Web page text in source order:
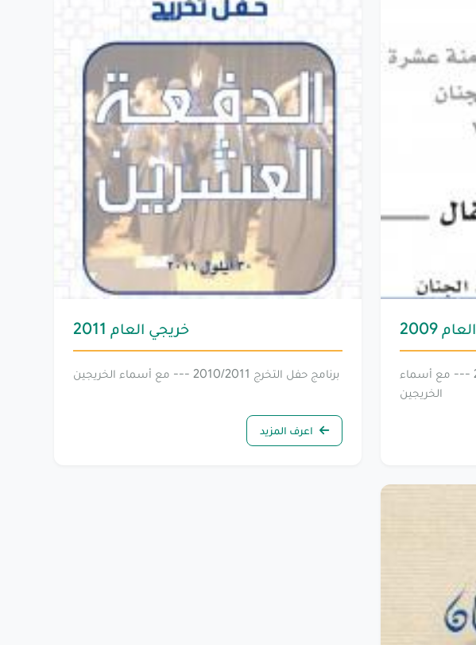
2009
برنامج حفل التخرج 2008/2009 --- مع أسماء
الخريجين
خريجي العام 2011
برنامج حفل التخرج 2010/2011 --- مع أسماء الخريجين
اعرف المزيد